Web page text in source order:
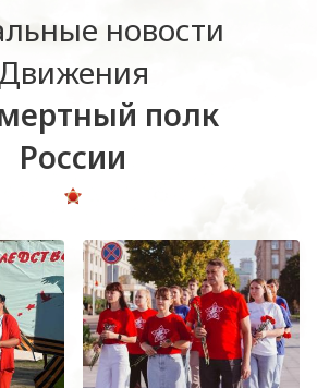
новости
полк
России